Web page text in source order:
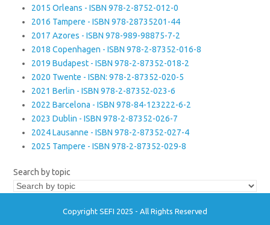
2015 Orleans - ISBN 978-2-8752-012-0
2016 Tampere - ISBN 978-28735201-44
2017 Azores - ISBN 978-989-98875-7-2
2018 Copenhagen - ISBN 978-2-87352-016-8
2019 Budapest - ISBN 978-2-87352-018-2
2020 Twente - ISBN: 978-2-87352-020-5
2021 Berlin - ISBN 978-2-87352-023-6
2022 Barcelona - ISBN 978-84-123222-6-2
2023 Dublin - ISBN 978-2-87352-026-7
2024 Lausanne - ISBN 978-2-87352-027-4
2025 Tampere - ISBN 978-2-87352-029-8
Search by topic
Copyright SEFI 2025 - All Rights Reserved